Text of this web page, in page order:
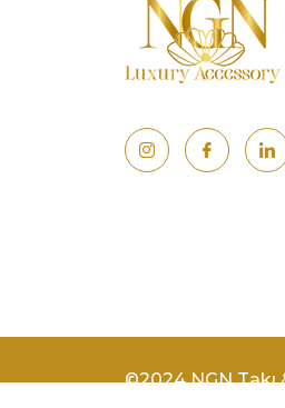
©2024 NGN Takı